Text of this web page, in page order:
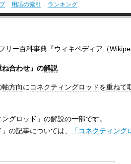
用語の索引 ランキング
リー百科事典『ウィキペディア（
合わせ」の解説
軸方向に コネクティングロッドを重ねて
グロッド」の解説の一部です。
の記事については、
「コネクティン